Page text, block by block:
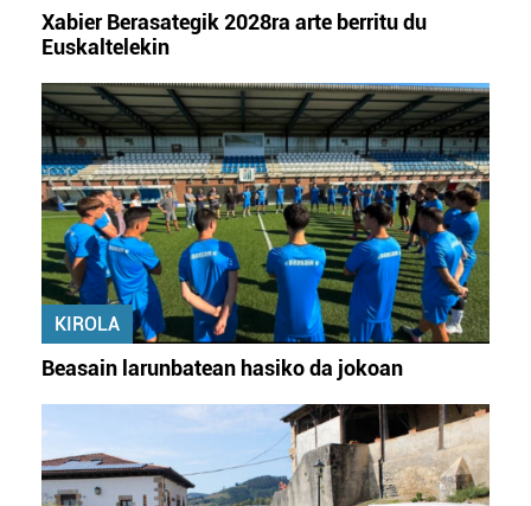
Xabier Berasategik 2028ra arte berritu du
Euskaltelekin
KIROLA
Beasain larunbatean hasiko da jokoan